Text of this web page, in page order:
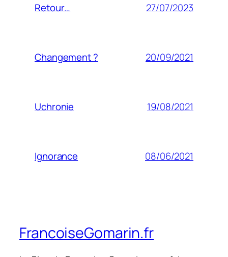
Retour… 27/07/2023
Changement ? 20/09/2021
Uchronie 19/08/2021
Ignorance 08/06/2021
FrancoiseGomarin.fr